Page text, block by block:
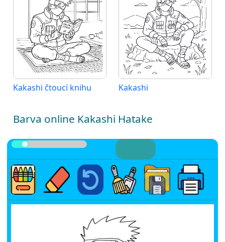
Kakashi čtoucí knihu Kakashi
Barva online Kakashi Hatake